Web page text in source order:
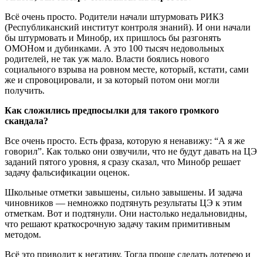
Всё очень просто. Родители начали штурмовать РИКЗ
(Республиканский институт контроля знаний). И они начали
бы штурмовать и Минобр, их пришлось бы разгонять
ОМОНом и дубинками. А это 100 тысяч недовольных
родителей, не так уж мало. Власти боялись нового
социального взрыва на ровном месте, который, кстати, сами
же и спровоцировали, и за который потом они могли
получить.
Как сложились предпосылки для такого громкого
скандала?
Все очень просто. Есть фраза, которую я ненавижу: “А я же
говорил”. Как только они озвучили, что не будут давать на ЦЭ
заданий пятого уровня, я сразу сказал, что Минобр решает
задачу фальсификации оценок.
Школьные отметки завышены, сильно завышены. И задача
чиновников — немножко подтянуть результаты ЦЭ к этим
отметкам. Вот и подтянули. Они настолько недальновидны,
что решают краткосрочную задачу таким примитивным
методом.
Всё это приводит к негативу. Тогда проще сделать лотерею и